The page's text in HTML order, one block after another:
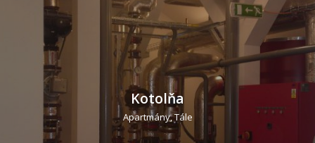
Kotolňa
Apartmány, Tále